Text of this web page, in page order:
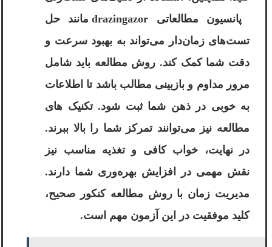
پانسیون مطالعاتی drazingazor مانند حل
تست‌های زمان‌دار می‌تواند به بهبود سرعت و
دقت شما کمک کند. روش مطالعه باید شامل
مرور مداوم و بازبینی مطالب باشد تا اطلاعات
به خوبی در ذهن شما ثبت شود. تکنیک های
مطالعه نیز می‌توانند تمرکز شما را بالا ببرند.
در نهایت، خواب کافی و تغذیه مناسب نیز
نقش مهمی در افزایش بهره‌وری شما دارند.
مدیریت زمان با روش مطالعه کنکور صحیح،
کلید موفقیت در این آزمون مهم است.